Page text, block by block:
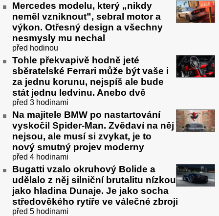
Mercedes modelu, který „nikdy
neměl vzniknout”, sebral motor a
výkon. Otřesný design a všechny
nesmysly mu nechal
před hodinou
Tohle překvapivě hodně jeté
sběratelské Ferrari může být vaše i
za jednu korunu, nejspíš ale bude
stát jednu ledvinu. Anebo dvě
před 3 hodinami
Na majitele BMW po nastartování
vyskočil Spider-Man. Zvědaví na něj
nejsou, ale musí si zvykat, je to
nový smutný projev moderny
před 4 hodinami
Bugatti vzalo okruhový Bolide a
udělalo z něj silniční brutalitu nízkou
jako hladina Dunaje. Je jako socha
středověkého rytíře ve válečné zbroji
před 5 hodinami